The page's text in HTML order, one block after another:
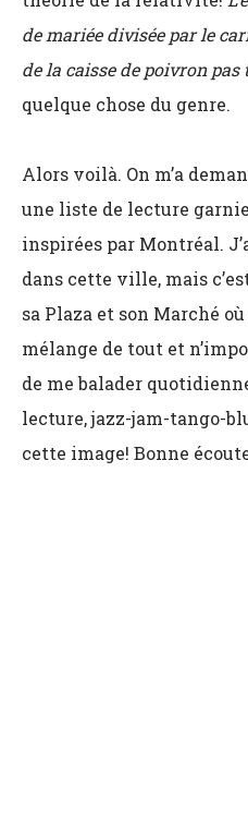
de mariée divisée par le
de la caisse de poivron pas
quelque chose du genre.
Alors voilà. On m’a
une liste de lecture
inspirées par Montréal.
dans cette ville, mais
sa Plaza et son Marché
mélange de tout et
de me balader
lecture, jazz-jam-tango-
cette image! Bonne